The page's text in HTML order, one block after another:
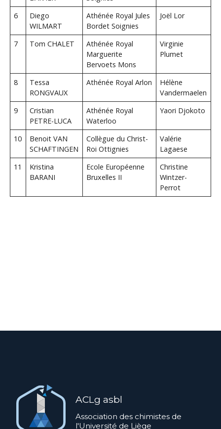
6
Diego
WILMART
Athénée Royal Jules
Bordet Soignies
Joël Lor
7 Tom CHALET
Athénée Royal
Marguerite
Bervoets Mons
Virginie
Plumet
8
Tessa
RONGVAUX
Athénée Royal Arlon
Hélène
Vandermaelen
9
Cristian
PETRE-LUCA
Athénée Royal
Waterloo
Yaori Djokoto
10
Benoit VAN
SCHAFTINGEN
Collègue du Christ-
Roi Ottignies
Valérie
Lagaese
11
Kristina
BARANI
Ecole Européenne
Bruxelles II
Christine
Wintzer-
Perrot
ACLg asbl
Association des chimistes de
l'Université de Liège